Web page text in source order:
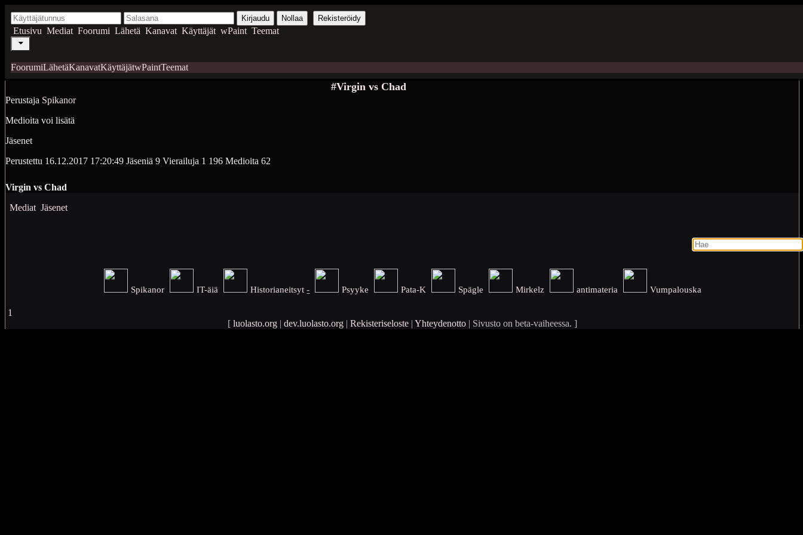
Kirjaudu Nollaa Rekisteröidy
Etusivu Mediat Foorumi Lähetä Kanavat Käyttäjät wPaint Teemat
FoorumiLähetäKanavatKäyttäjätwPaintTeemat
#Virgin vs Chad
Perustaja Spikanor
Medioita voi lisätä
Jäsenet
Perustettu 16.12.2017 17:20:49 Jäseniä 9 Vierailuja 1 196 Medioita 62
Virgin vs Chad
Mediat Jäsenet
Spikanor IT-äiä Historianeitsyt - Psyyke Pata-K Spägle Mirkelz antimateria Vumpalouska
1
[ luolasto.org| dev.luolasto.org| Rekisteriseloste| Yhteydenotto| Sivusto on beta-vaiheessa. ]